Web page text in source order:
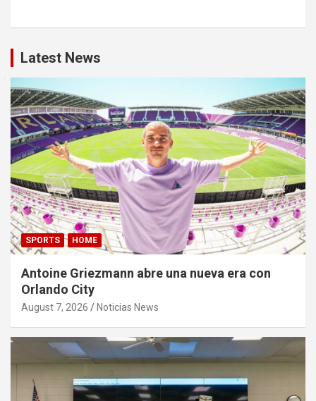
Latest News
SPORTS HOME
Antoine Griezmann abre una nueva era con
Orlando City
August 7, 2026 Noticias News